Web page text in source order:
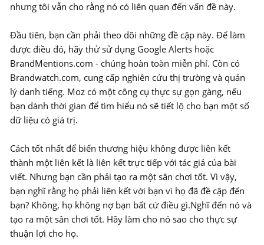
nhưng tôi vẫn cho rằng nó có liên quan đến vấn đề này.
Đầu tiên, bạn cần phải theo dõi những đề cập này. Để làm
được điều đó, hãy thử sử dụng Google Alerts hoặc
BrandMentions.com - chúng hoàn toàn miễn phí. Còn có
Brandwatch.com, cung cấp nghiên cứu thị trường và quản
lý danh tiếng. Moz có một công cụ thực sự gọn gàng, nếu
bạn dành thời gian để tìm hiểu nó sẽ tiết lộ cho bạn một số
dữ liệu có giá trị.
Cách tốt nhất để biến thương hiệu không được liên kết
thành một liên kết là liên kết trực tiếp với tác giả của bài
viết. Nhưng bạn cần phải tạo ra một sân chơi tốt. Vì vậy,
bạn nghĩ rằng họ phải liên kết với bạn vì họ đã đề cập đến
bạn? Không, họ không nợ bạn bất cứ điều gì.Nghĩ đến nó và
tạo ra một sân chơi tốt. Hãy làm cho nó sao cho thực sự
thuận lợi cho họ.